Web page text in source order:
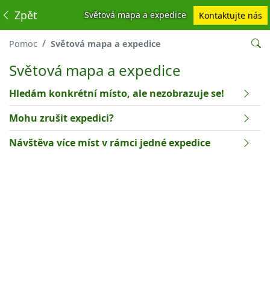
Světová mapa a expedice
Zpět Kontaktujte nás
Pomoc Světová mapa a expedice
Světová mapa a expedice
Hledám konkrétní místo, ale nezobrazuje se!
Mohu zrušit expedici?
Návštěva více míst v rámci jedné expedice